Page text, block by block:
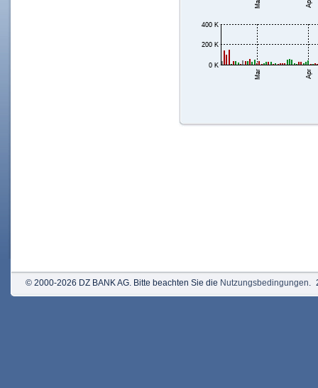
© 2000-2026 DZ BANK AG. Bitte beachten Sie die Nutzungsbedingungen.